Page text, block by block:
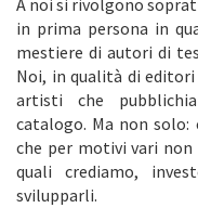
A noi si rivolgono
in prima persona in
mestiere di autori di
Noi, in qualità di
artisti che
catalogo. Ma non solo:
che per motivi vari
quali crediamo,
svilupparli.